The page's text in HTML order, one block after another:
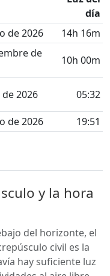
día
de 2026 14h 16m
de
10h 00m
2026 05:32
de 2026 19:51
y la hora
del horizonte, el
civil es la
hay suficiente luz